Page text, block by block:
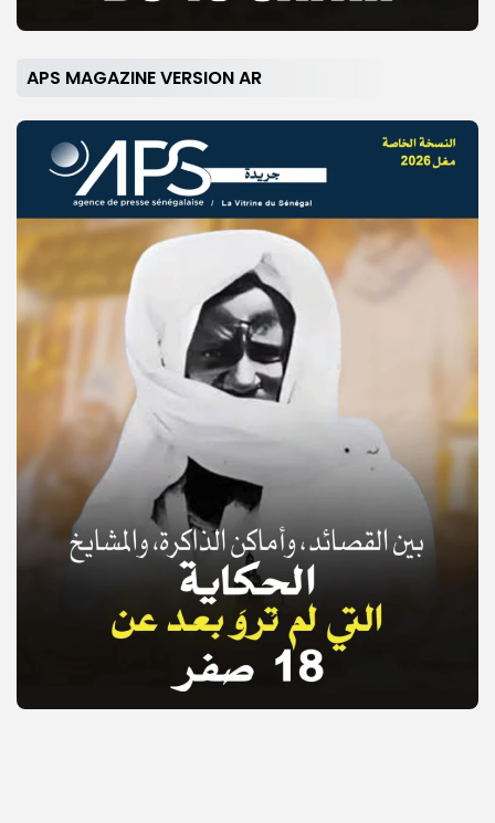
© Copyright 2025, APS
APS MAGAZINE VERSION AR